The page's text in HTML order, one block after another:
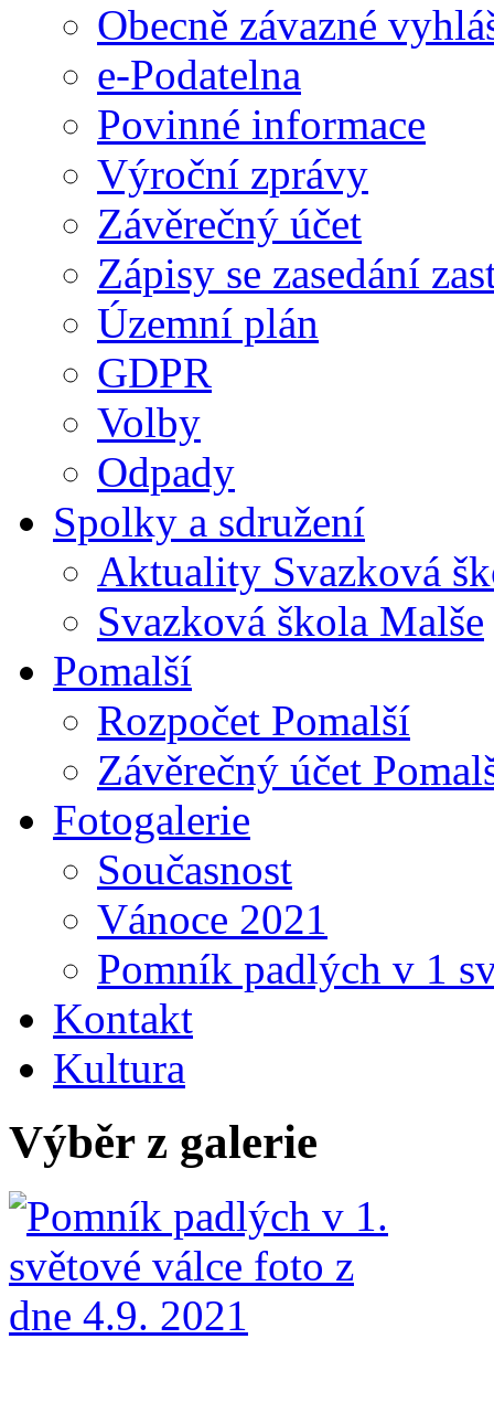
Obecně závazné
e-Podatelna
Povinné informace
Výroční zprávy
Závěrečný účet
Zápisy se zasedání
Územní plán
GDPR
Volby
Odpady
Spolky a sdružení
Aktuality Svazková
Svazková škola Malše
Pomalší
Rozpočet Pomalší
Závěrečný účet
Fotogalerie
Současnost
Vánoce 2021
Pomník padlých v 1
Kontakt
Kultura
Výběr z galerie